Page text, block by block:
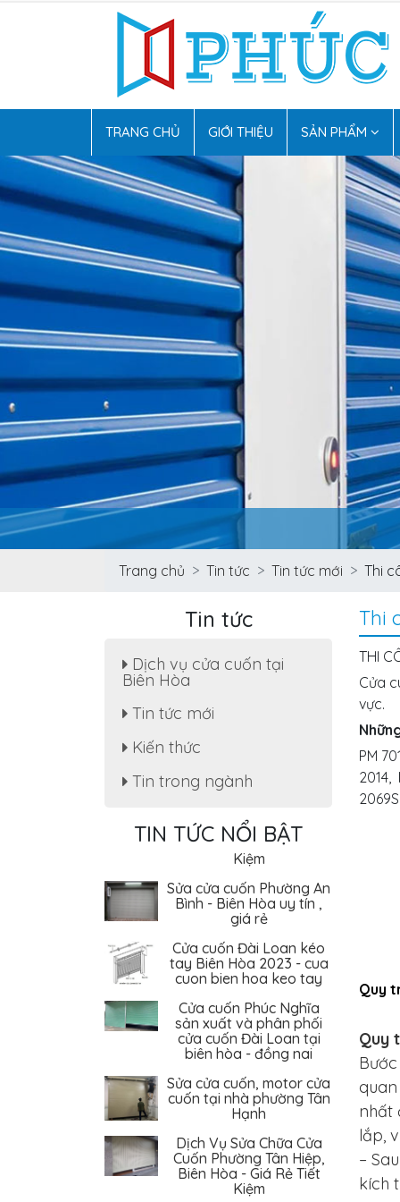
TRANG CHỦ GIỚI THIỆU SẢN PHẨM
Trang chủ Tin tức Tin tức mới Thi
Thi
THI
Cửa
vực.
PM
2014,
Quy
Quy
nhất
lắp,
–
kích
Tin tức
Dịch vụ cửa cuốn tại
Biên Hòa
Tin tức mới
Kiến thức
Tin trong ngành
TIN TỨC NỔI BẬT
cuốn tại nhà phường Tân
Dịch Vụ Sửa Chữa Cửa
Biên Hòa - Giá Rẻ Tiết
Kiệm
Sửa cửa cuốn Phường An
Bình - Biên Hòa uy tín ,
giá rẻ
Cửa cuốn Đài Loan kéo
tay Biên Hòa 2023 - cua
cuon bien hoa keo tay
Cửa cuốn Phúc Nghĩa
sản xuất và phân phối
cửa cuốn Đài Loan tại
biên hòa - đồng nai
Sửa cửa cuốn, motor cửa
cuốn tại nhà phường Tân
Hạnh
Dịch Vụ Sửa Chữa Cửa
Cuốn Phường Tân Hiệp,
Biên Hòa - Giá Rẻ Tiết
Kiệm
Sửa cửa cuốn Phường An